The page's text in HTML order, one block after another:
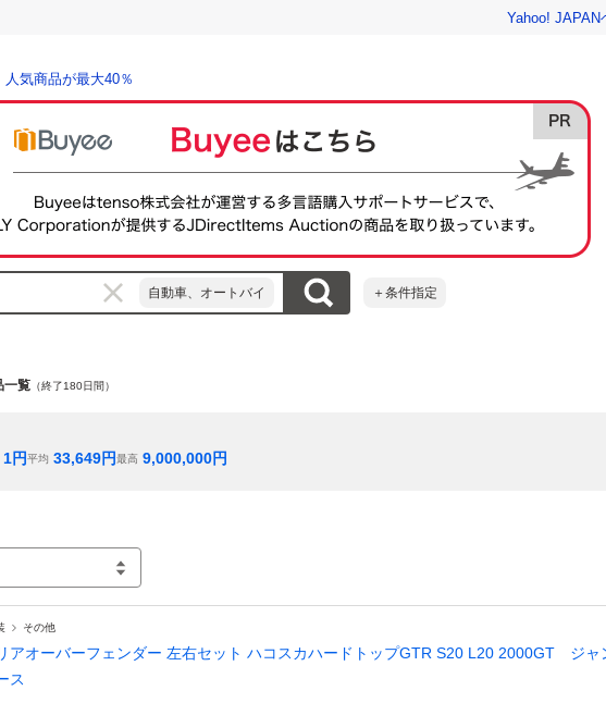
Yahoo! JAPAN
気商品が最大40％
自動車、オートバイ ＋条件指定
一覧 （終了180日間）
1円平均 33,649円最高 9,000,000円
その他
アオーバーフェンダー 左右セット ハコスカハードトップGTR S20 L20 2000GT ジ
ス